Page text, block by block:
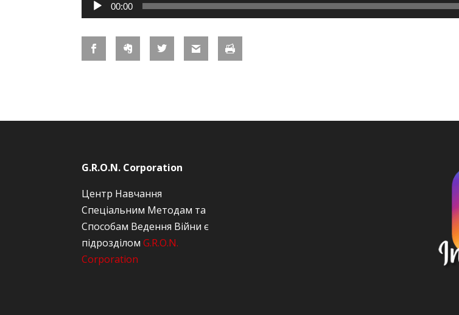
00:00
G.R.O.N. Corporation
Центр Навчання
Спеціальним Методам та
Способам Ведення Війни є
підрозділомG.R.O.N.
Corporation